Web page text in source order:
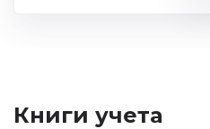
Книги учета